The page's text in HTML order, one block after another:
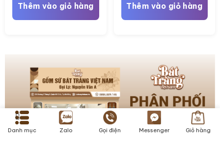
Thêm vào giỏ hàng Thêm vào giỏ hàng
Danh mục Zalo Gọi điện Messenger Giỏ hàng